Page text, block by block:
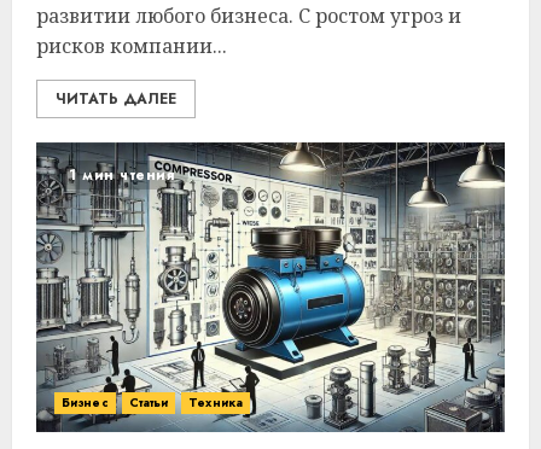
развитии любого бизнеса. С ростом угроз и
рисков компании...
ЧИТАТЬ ДАЛЕЕ
1 мин чтения
Бизнес Статьи Техника